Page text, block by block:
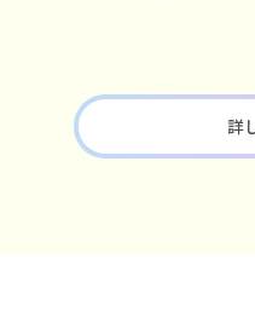
詳